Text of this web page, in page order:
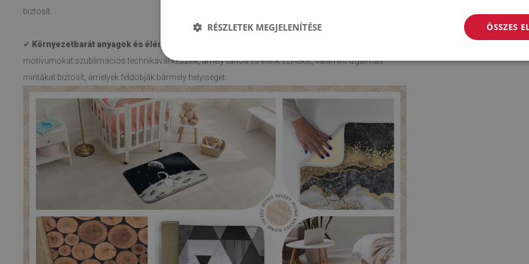
biztosít.
✓ Környezetbarát anyagok és élénk színek.
motívumokat szublimációs technikával készítik, amely tartós és élénk színeket, valamint izgalmas
mintákat biztosít, amelyek feldobják bármely helyiséget.
ÖSSZES
RÉSZLETEK MEGJELENÍTÉSE